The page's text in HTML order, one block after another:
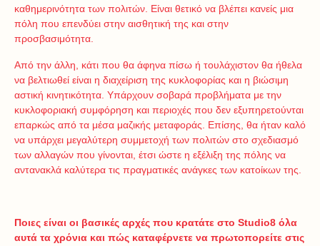
καθημερινότητα των πολιτών. Είναι θετικό να βλέπει κανείς μια
πόλη που επενδύει στην αισθητική της και στην
προσβασιμότητα.
Από την άλλη, κάτι που θα άφηνα πίσω ή τουλάχιστον θα ήθελα
να βελτιωθεί είναι η διαχείριση της κυκλοφορίας και η βιώσιμη
αστική κινητικότητα. Υπάρχουν σοβαρά προβλήματα με την
κυκλοφοριακή συμφόρηση και περιοχές που δεν εξυπηρετούνται
επαρκώς από τα μέσα μαζικής μεταφοράς. Επίσης, θα ήταν καλό
να υπάρχει μεγαλύτερη συμμετοχή των πολιτών στο σχεδιασμό
των αλλαγών που γίνονται, έτσι ώστε η εξέλιξη της πόλης να
αντανακλά καλύτερα τις πραγματικές ανάγκες των κατοίκων της.
Ποιες είναι οι βασικές αρχές που κρατάτε στο Studio8 όλα
αυτά τα χρόνια και πώς καταφέρνετε να πρωτοπορείτε στις